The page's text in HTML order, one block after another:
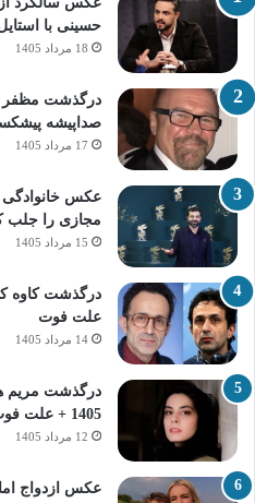
حسینی با
18 مرداد 1405
درگذشت مظفر
صداپیشه
17 مرداد 1405
عکس خانوادگی
مجازی را جلب
15 مرداد 1405
درگذشت کاوه
علت فوت
14 مرداد 1405
1405 + علت فوت
12 مرداد 1405
عکس ازدواج اما